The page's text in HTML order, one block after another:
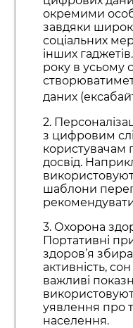
окремими
завдяки
соціальних
інших
року в усьому
даних
2.
з цифровим
користувачам
досвід.
шаблони
3. Охорона
Портативні
здоров’я
активність,
важливі
уявлення про
населення.